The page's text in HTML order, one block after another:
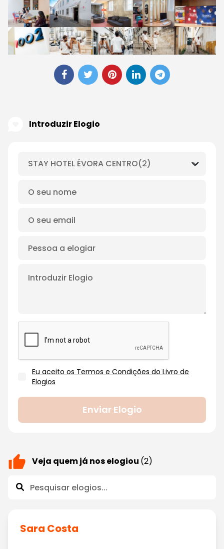
Veja quem já nos elogiou (2)
Sara Costa
Introduzir Elogio
Eu aceito os Termos e Condições do Livro de
Elogios
Enviar Elogio